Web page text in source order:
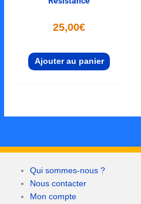
25,00€
Ajouter au panier
Qui sommes-nous ?
Nous contacter
Mon compte